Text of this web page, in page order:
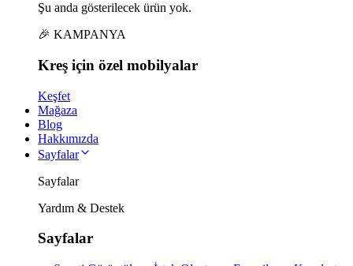
Şu anda gösterilecek ürün yok.
🎉 KAMPANYA
Kreş için özel mobilyalar
Keşfet
Mağaza
Blog
Hakkımızda
Sayfalar
Sayfalar
Yardım & Destek
Sayfalar